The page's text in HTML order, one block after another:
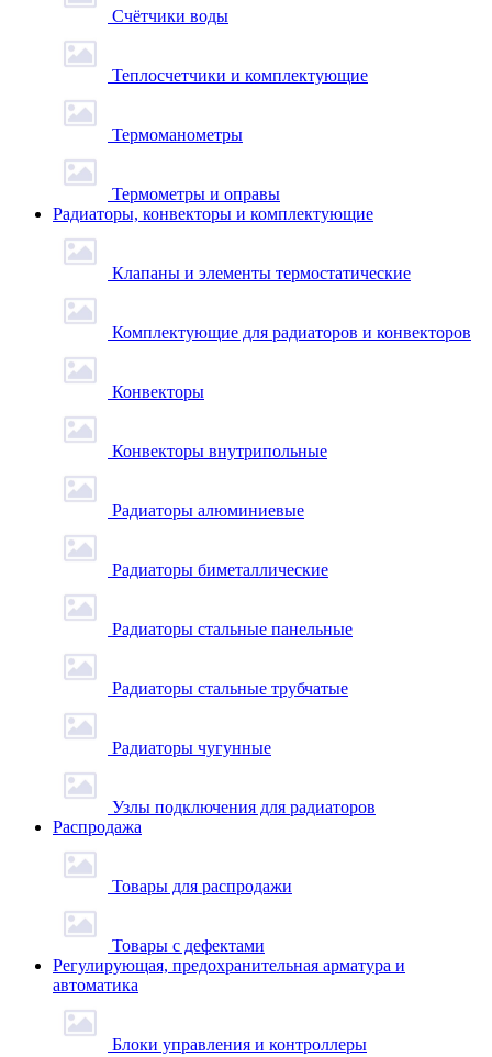
Счётчики воды
Теплосчетчики и комплектующие
Термоманометры
Термометры и оправы
Радиаторы, конвекторы и комплектующие
Клапаны и элементы термостатические
Комплектующие для радиаторов и конвекторов
Конвекторы
Конвекторы внутрипольные
Радиаторы алюминиевые
Радиаторы биметаллические
Радиаторы стальные панельные
Радиаторы стальные трубчатые
Радиаторы чугунные
Узлы подключения для радиаторов
Распродажа
Товары для распродажи
Товары с дефектами
Регулирующая, предохранительная арматура и
автоматика
Блоки управления и контроллеры